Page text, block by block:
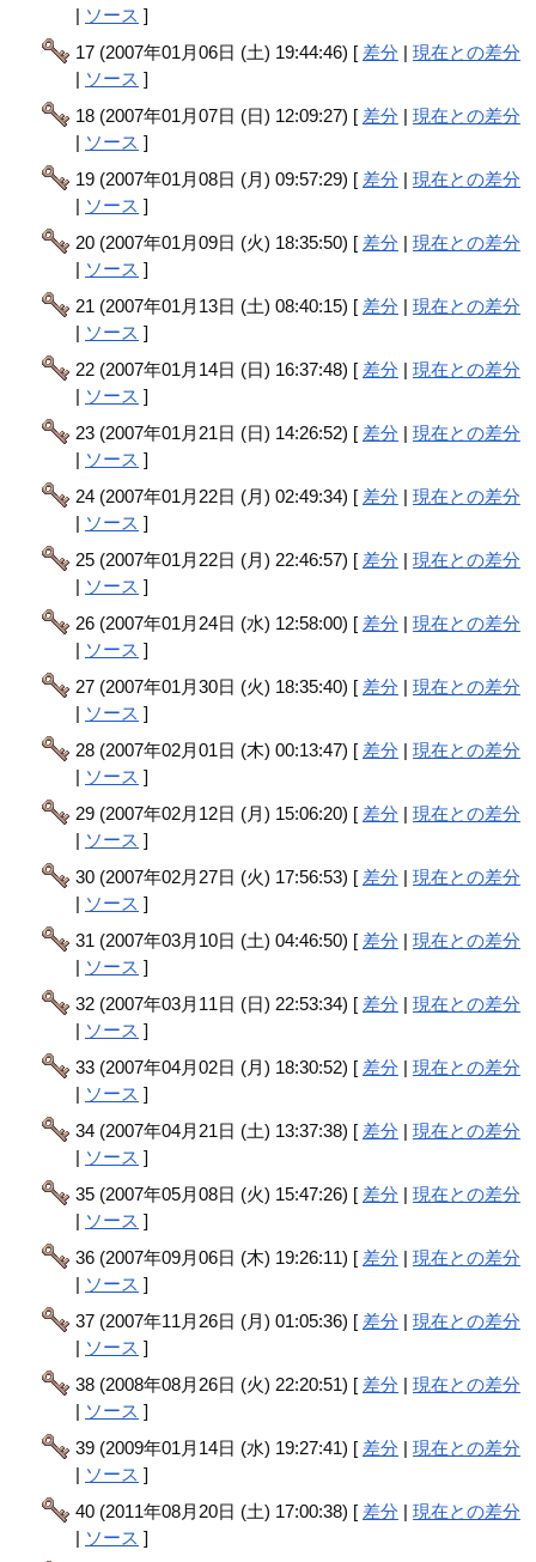
| ソース ]
17 (2007年01月06日 (土) 19:44:46) [ 差分 |現在との差分
| ソース ]
18 (2007年01月07日 (日) 12:09:27) [ 差分 |現在との差分
| ソース ]
19 (2007年01月08日 (月) 09:57:29) [ 差分 |現在との差分
| ソース ]
20 (2007年01月09日 (火) 18:35:50) [ 差分 |現在との差分
| ソース ]
21 (2007年01月13日 (土) 08:40:15) [ 差分 |現在との差分
| ソース ]
22 (2007年01月14日 (日) 16:37:48) [ 差分 |現在との差分
| ソース ]
23 (2007年01月21日 (日) 14:26:52) [ 差分 |現在との差分
| ソース ]
24 (2007年01月22日 (月) 02:49:34) [ 差分 |現在との差分
| ソース ]
25 (2007年01月22日 (月) 22:46:57) [ 差分 |現在との差分
| ソース ]
26 (2007年01月24日 (水) 12:58:00) [ 差分 |現在との差分
| ソース ]
27 (2007年01月30日 (火) 18:35:40) [ 差分 |現在との差分
| ソース ]
28 (2007年02月01日 (木) 00:13:47) [ 差分 |現在との差分
| ソース ]
29 (2007年02月12日 (月) 15:06:20) [ 差分 |現在との差分
| ソース ]
30 (2007年02月27日 (火) 17:56:53) [ 差分 |現在との差分
| ソース ]
31 (2007年03月10日 (土) 04:46:50) [ 差分 |現在との差分
| ソース ]
32 (2007年03月11日 (日) 22:53:34) [ 差分 |現在との差分
| ソース ]
33 (2007年04月02日 (月) 18:30:52) [ 差分 |現在との差分
| ソース ]
34 (2007年04月21日 (土) 13:37:38) [ 差分 |現在との差分
| ソース ]
35 (2007年05月08日 (火) 15:47:26) [ 差分 |現在との差分
| ソース ]
36 (2007年09月06日 (木) 19:26:11) [ 差分 |現在との差分
| ソース ]
37 (2007年11月26日 (月) 01:05:36) [ 差分 |現在との差分
| ソース ]
38 (2008年08月26日 (火) 22:20:51) [ 差分 |現在との差分
| ソース ]
39 (2009年01月14日 (水) 19:27:41) [ 差分 |現在との差分
| ソース ]
40 (2011年08月20日 (土) 17:00:38) [ 差分 |現在との差分
| ソース ]